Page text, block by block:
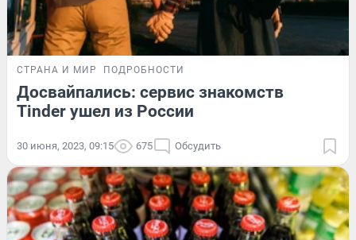
СТРАНА И МИР ПОДРОБНОСТИ
Досвайпались: сервис знакомств
Tinder ушел из России
30 июня, 2023, 09:15 675 Обсудить